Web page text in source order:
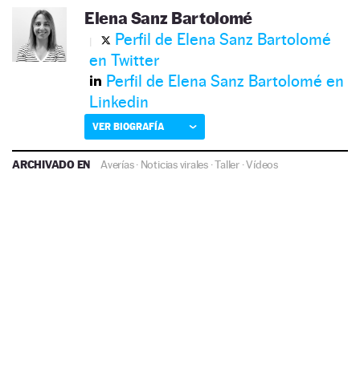
Elena Sanz Bartolomé
Perfil de Elena Sanz Bartolomé
en Twitter
Perfil de Elena Sanz Bartolomé en
Linkedin
VER BIOGRAFÍA
ARCHIVADO EN Averías· Noticias virales ·Taller·Vídeos